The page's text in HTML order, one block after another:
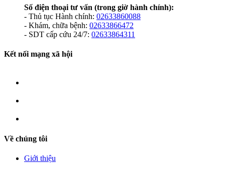
Số điện thoại tư vấn (trong giờ hành chính):
- Thủ tục Hành chính: 02633860088
- Khám, chữa bệnh: 02633866472
- SDT cấp cứu 24/7: 02633864311
Kết nối mạng xã hội
Về chúng tôi
Giới thiệu